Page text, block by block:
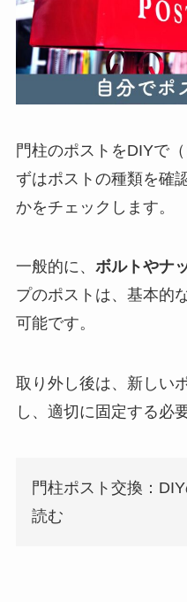
門柱のポストをDIYで
ずはポストの種類を確認
かをチェックします。
一般的に、 ボルトやナ
プのポストは、基本的
可能です。
取り外し後は、新しい
し、適切に固定する必
門柱ポスト交換：
読む